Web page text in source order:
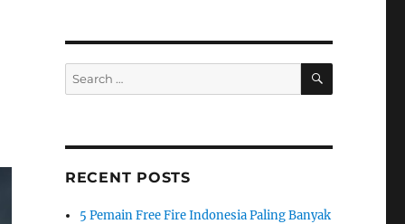
Search
for:
SEARCH
RECENT POSTS
5 Pemain Free Fire Indonesia Paling Banyak